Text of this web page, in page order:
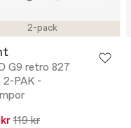
2-pack
G9 retro 827
PAK -
119 kr